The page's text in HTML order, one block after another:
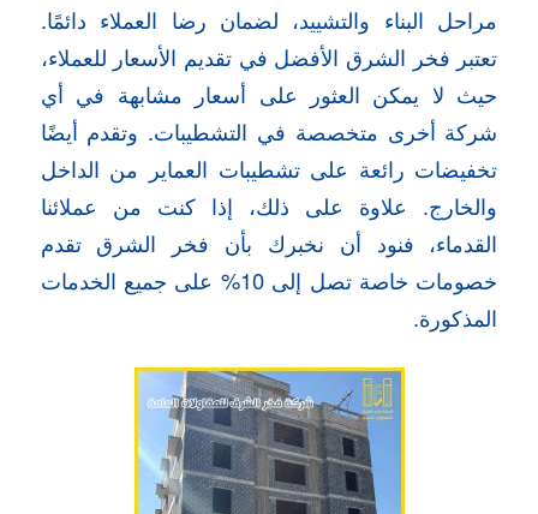
مراحل البناء والتشييد، لضمان رضا العملاء دائمًا.
تعتبر فخر الشرق الأفضل في تقديم الأسعار للعملاء،
حيث لا يمكن العثور على أسعار مشابهة في أي
شركة أخرى متخصصة في التشطيبات. وتقدم أيضًا
تخفيضات رائعة على تشطيبات العماير من الداخل
والخارج. علاوة على ذلك، إذا كنت من عملائنا
القدماء، فنود أن نخبرك بأن فخر الشرق تقدم
خصومات خاصة تصل إلى 10% على جميع الخدمات
المذكورة.